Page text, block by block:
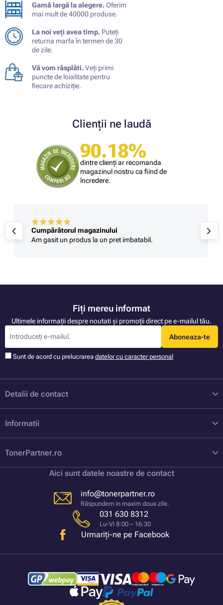
Gamă largă la alegere.Oferim
mai mult de 40000 produse.
La noi veți avea timp. Puteți
returna marfa în termen de 30
de zile.
Vă vom răsplăti.Veți primi
puncte de loialitate pentru
fiecare achiziție.
Clienții ne laudă
90.18%
dintre clienți ar recomanda
magazinul nostru ca fiind de
încredere.
Cumpărătorul magazinului
Am gasit un produs la un pret imbatabil.
Fiți mereu informat
Ultimele informații despre noutati și promoții direct pe e-mailul tău.
Aboneaza-te
Sunt de acord cu prelucrarea datelor cu caracter personal
Detalii de contact
Informatii
TonerPartner.ro
Aici sunt datele noastre de contact
info@tonerpartner.ro
Răspundem in maxim doua zile.
031 630 8312
Lu-Vi 8:00 – 16:30
Urmariți-ne pe Facebook